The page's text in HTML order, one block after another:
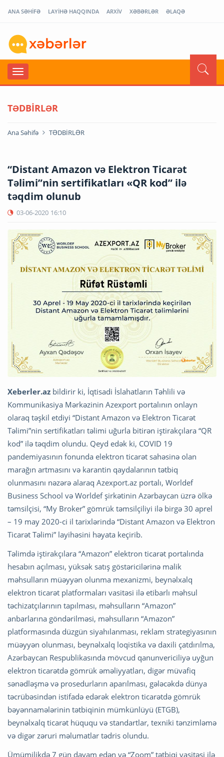
ANA SƏHİFƏ LAYİHƏ HAQQINDA ARXİV XƏBƏRLƏR ƏLAQƏ
TƏDBİRLƏR
Ana Səhifə TƏDBİRLƏR
“Distant Amazon və Elektron Ticarət
Təlimi”nin sertifikatları «QR kod” ilə
təqdim olunub
03-06-2020 16:10
Xeberler.az bildirir ki, İqtisadi İslahatların Təhlili və
Kommunikasiya Mərkəzinin Azexport portalının onlayn
olaraq təşkil etdiyi “Distant Amazon və Elektron Ticarət
Təlimi”nin sertifikatları təlimi uğurla bitirən iştirakçılara “QR
kod” ilə təqdim olundu. Qeyd edək ki, COVID 19
pandemiyasının fonunda elektron ticarət sahəsinə olan
marağın artmasını və karantin qaydalarının tətbiq
olunmasını nəzərə alaraq Azexport.az portalı, Worldef
Business School və Worldef şirkətinin Azərbaycan üzrə ölkə
təmsilçisi, “My Broker” gömrük təmsilçiliyi ilə birgə 30 aprel
– 19 may 2020-ci il tarixlərində “Distant Amazon və Elektron
Ticarət Təlimi” layihəsini həyata keçirib.
Təlimdə iştirakçılara “Amazon” elektron ticarət portalında
hesabın açılması, yüksək satış göstəricilərinə malik
məhsulların müəyyən olunma mexanizmi, beynəlxalq
elektron ticarət platformaları vasitəsi ilə etibarlı məhsul
təchizatçılarının tapılması, məhsulların “Amazon”
anbarlarına göndərilməsi, məhsulların “Amazon”
platformasında düzgün siyahılanması, reklam strategiyasının
müəyyən olunması, beynəlxalq loqistika və daxili çatdırılma,
Azərbaycan Respublikasında mövcud qanunvericiliyə uyğun
elektron ticarətdə gömrük əməliyyatları, digər müvafiq
sənədləşmə və prosedurların aparılması, gələcəkdə dünya
təcrübəsindən istifadə edərək elektron ticarətdə gömrük
bəyənnamələrinin tətbiqinin mümkünlüyü (ETGB),
beynəlxalq ticarət hüququ və standartlar, texniki tənzimləmə
və digər zəruri məlumatlar tədris olundu.
Ümümilikdə 7 gün davam edən və “Zoom” tətbiqi vasitəsi ilə